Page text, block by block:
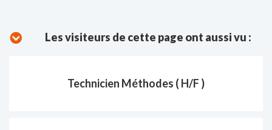
Les visiteurs de cette page ont aussi vu :
Technicien Méthodes ( H/F )